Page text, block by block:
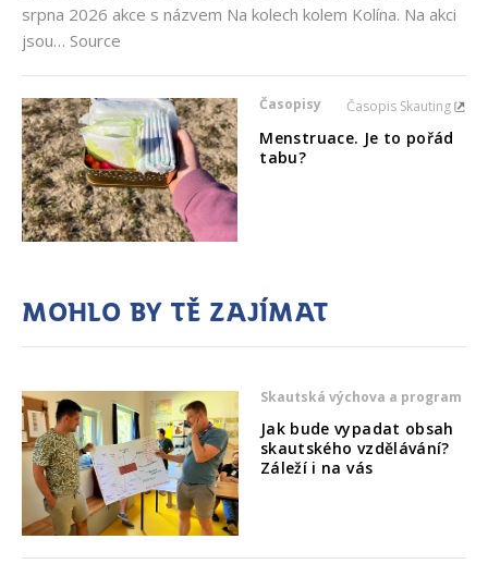
srpna 2026 akce s názvem Na kolech kolem Kolína. Na akci
jsou… Source
Časopisy Časopis Skauting
Menstruace. Je to pořád
tabu?
Mohlo by tě zajímat
Skautská výchova a program
Jak bude vypadat obsah
skautského vzdělávání?
Záleží i na vás